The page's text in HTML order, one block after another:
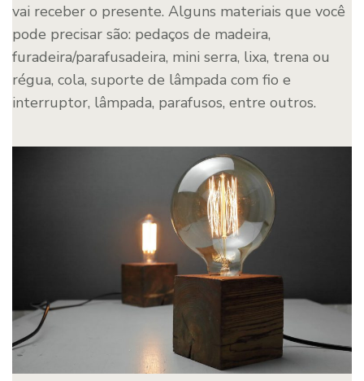
vai receber o presente. Alguns materiais que você
pode precisar são: pedaços de madeira,
furadeira/parafusadeira, mini serra, lixa, trena ou
régua, cola, suporte de lâmpada com fio e
interruptor, lâmpada, parafusos, entre outros.